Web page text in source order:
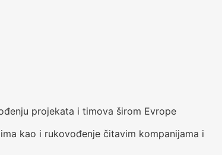
projekata i timova širom Evrope
kao i rukovođenje čitavim kompanijama i